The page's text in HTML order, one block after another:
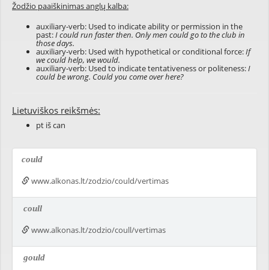
Žodžio paaiškinimas anglų kalba:
auxiliary-verb: Used to indicate ability or permission in the
past:I could run faster then. Only men could go to the club in
those days.
auxiliary-verb: Used with hypothetical or conditional force:If
we could help, we would.
auxiliary-verb: Used to indicate tentativeness or politeness:I
could be wrong. Could you come over here?
Lietuviškos reikšmės:
pt iš can
could
www.alkonas.lt/zodzio/could/vertimas
coull
www.alkonas.lt/zodzio/coull/vertimas
gould